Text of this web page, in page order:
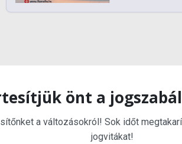
önt a
a változásokról! Sok időt
jogvitákat!